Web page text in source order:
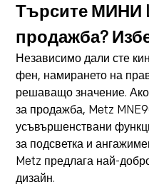
Търсите МИНИ
продажба?
Независимо дали сте
фен, намирането на
решаващо значение.
за продажба, Metz
усъвършенствани
за подсветка и
Metz предлага най-
дизайн.